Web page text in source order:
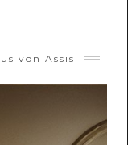
von Assisi